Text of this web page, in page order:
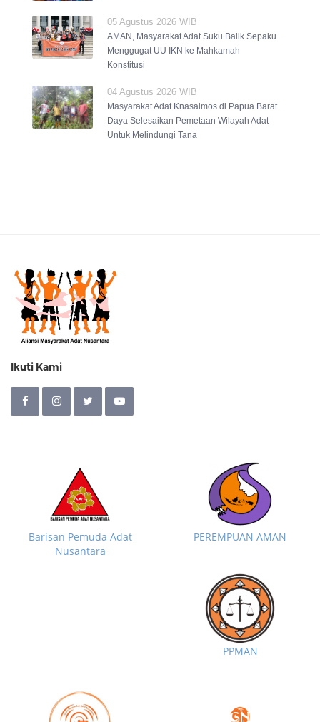
05 Agustus 2026 WIB
AMAN, Masyarakat Adat Suku Balik Sepaku
Menggugat UU IKN ke Mahkamah
Konstitusi
04 Agustus 2026 WIB
Masyarakat Adat Knasaimos di Papua Barat
Daya Selesaikan Pemetaan Wilayah Adat
Untuk Melindungi Tana
Ikuti Kami
Barisan Pemuda Adat
Nusantara
PEREMPUAN AMAN
PPMAN